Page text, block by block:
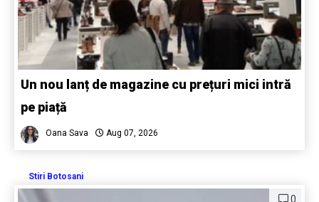
Un nou lanț de magazine cu prețuri mici intră
pe piață
Oana Sava Aug 07, 2026
Stiri Botosani
0